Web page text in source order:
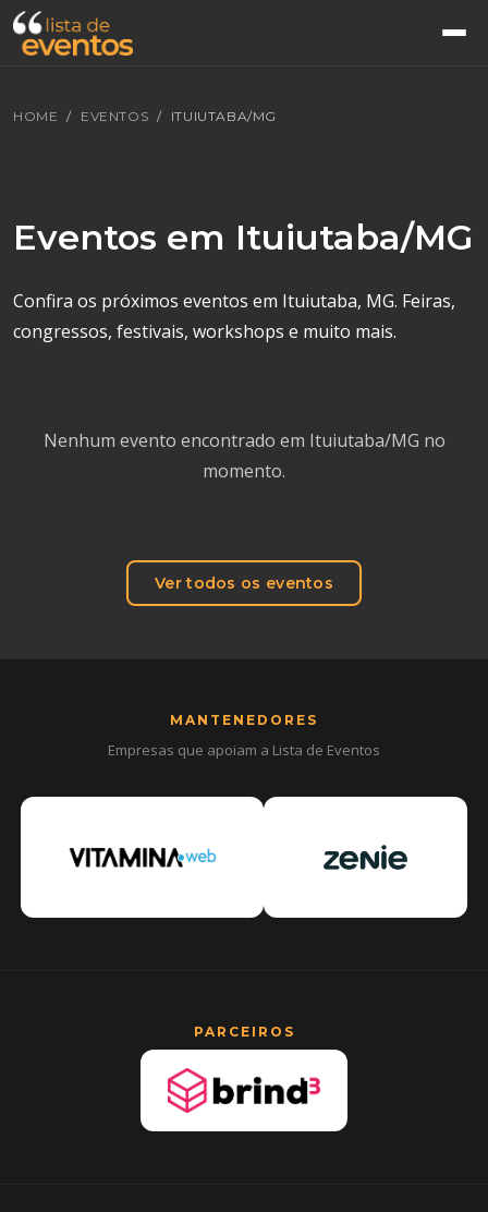
HOME EVENTOS ITUIUTABA/MG
Eventos em Ituiutaba/MG
Confira os próximos eventos em Ituiutaba, MG. Feiras,
congressos, festivais, workshops e muito mais.
Nenhum evento encontrado em Ituiutaba/MG no
momento.
Ver todos os eventos
MANTENEDORES
Empresas que apoiam a Lista de Eventos
PARCEIROS